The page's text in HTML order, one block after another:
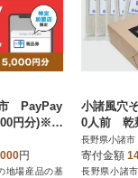
PayPay
円分)※地
加盟店の
円
地場産品の基
小諸風穴
0人前 乾
付き
長野県小諸市
寄付金額
長野県小諸